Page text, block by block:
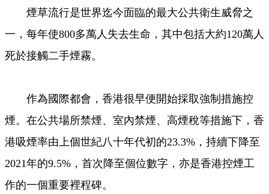
煙草流行是世界迄今面臨的最大公共衛生威脅之
一，每年使800多萬人失去生命，其中包括大約120萬人
死於接觸二手煙霧。
作為國際都會，香港很早便開始採取強制措施控
煙。在公共場所禁煙、室內禁煙、高煙稅等措施下，香
港吸煙率由上個世紀八十年代初的23.3%，持續下降至
2021年的9.5%，首次降至個位數字，亦是香港控煙工
作的一個重要裡程碑。